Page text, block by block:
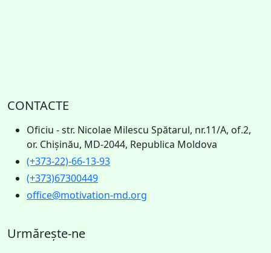
CONTACTE
Oficiu - str. Nicolae Milescu Spătarul, nr.11/A, of.2,
or. Chișinău, MD-2044, Republica Moldova
(+373-22)-66-13-93
(+373)67300449
office@motivation-md.org
Urmărește-ne